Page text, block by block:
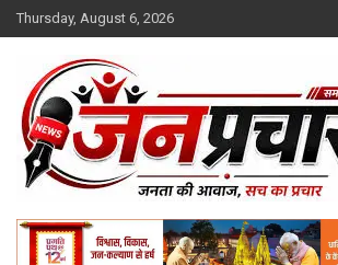
Skip
to
Thursday, August 6, 2026
:: जनप्रचार ::